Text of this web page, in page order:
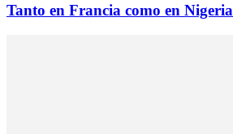
Tanto en Francia como en Nigeria